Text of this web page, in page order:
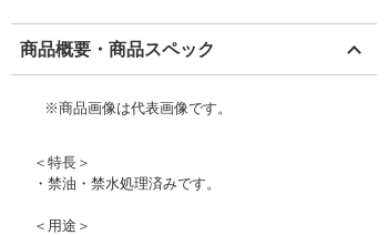
商品概要・商品スペック
※商品画像は代表画像です。
＜特長＞
・禁油・禁水処理済みです。
＜用途＞